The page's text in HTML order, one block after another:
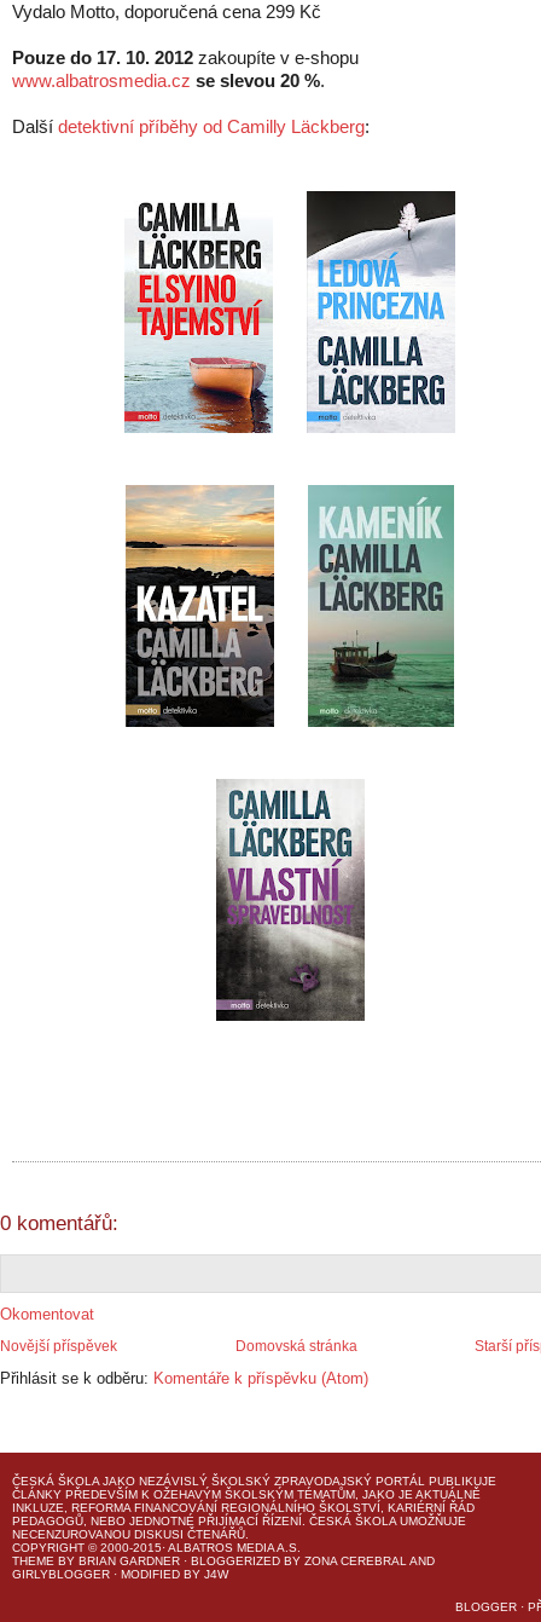
Vydalo Motto, doporučená cena 299 Kč
Pouze do 17. 10. 2012 zakoupíte v e-shopu
www.albatrosmedia.cz se slevou 20 %.
Další detektivní příběhy od Camilly Läckberg:
0 komentářů:
Okomentovat
Novější příspěvek Starší
Domovská stránka
Přihlásit se k odběru: Komentáře k příspěvku (Atom)
ČESKÁ ŠKOLA JAKO NEZÁVISLÝ ŠKOLSKÝ ZPRAVODAJSKÝ PORTÁL PUBLIKUJE
ČLÁNKY PŘEDEVŠÍM K OŽEHAVÝM ŠKOLSKÝM TÉMATŮM, JAKO JE AKTUÁLNĚ
INKLUZE, REFORMA FINANCOVÁNÍ REGIONÁLNÍHO ŠKOLSTVÍ, KARIÉRNÍ ŘÁD
PEDAGOGŮ, NEBO JEDNOTNÉ PŘIJÍMACÍ ŘÍZENÍ. ČESKÁ ŠKOLA UMOŽŇUJE
NECENZUROVANOU DISKUSI ČTENÁŘŮ.
COPYRIGHT © 2000-2015· ALBATROS MEDIA A.S.
THEME BY BRIAN GARDNER · BLOGGERIZED BY ZONA CEREBRAL AND
GIRLYBLOGGER · MODIFIED BY J4W
BLOGGER ·